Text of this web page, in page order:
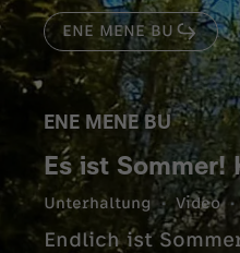
ENE MENE BU
ENE MENE BU
Es ist Sommer!
Unterhaltung Video
Endlich ist